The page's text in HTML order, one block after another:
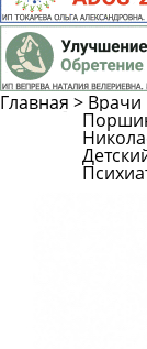
Главная > Врачи